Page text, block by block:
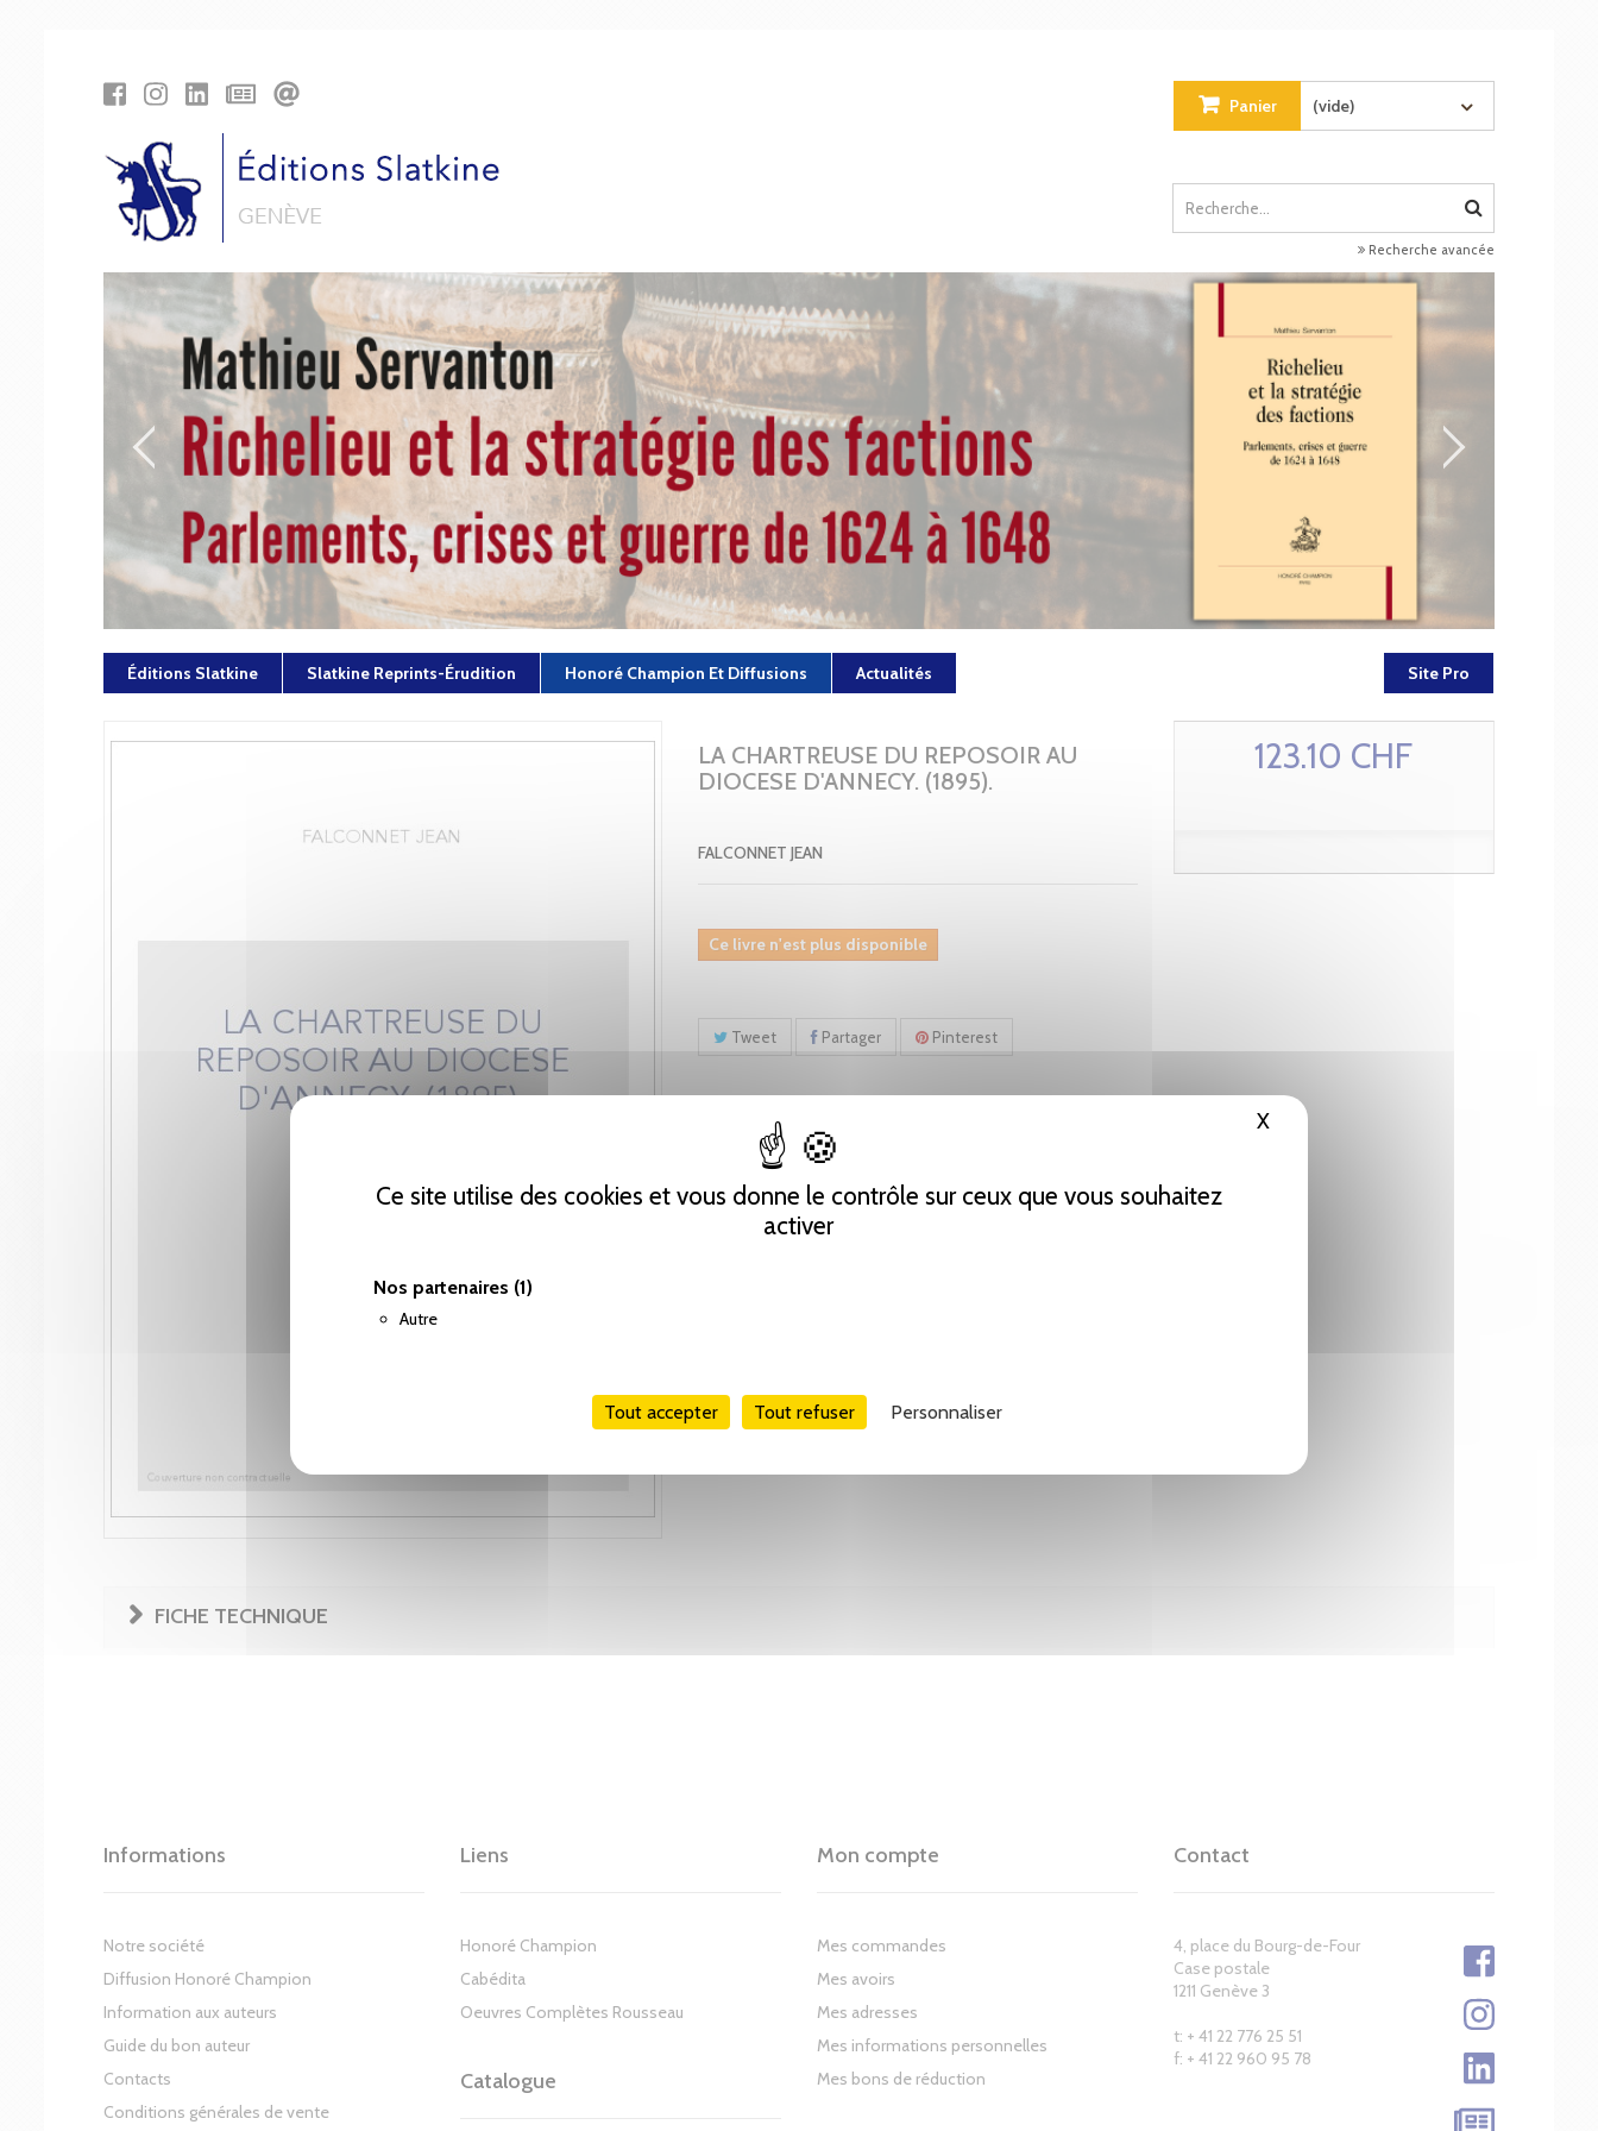
Ce site utilise des cookies et vous donne le contrôle sur ceux que vous souhaitez
activer
Nos partenaires (1)
Autre
Tout accepter Tout refuser Personnaliser
X Masquer le bandeau des cookies
Panier (vide)
Recherche avancée
Éditions Slatkine Slatkine Reprints-Érudition Honoré Champion Et Diffusions Actualités Site Pro
LA CHARTREUSE DU REPOSOIR AU
DIOCESE D'ANNECY. (1895).
FALCONNET JEAN
Ce livre n'est plus disponible
Tweet Partager Pinterest
123.10 CHF
FICHE TECHNIQUE
Informations
Notre société
Diffusion Honoré Champion
Information aux auteurs
Guide du bon auteur
Contacts
Conditions générales de vente
Liens
Honoré Champion
Cabédita
Oeuvres Complètes Rousseau
Catalogue
Mon compte
Mes commandes
Mes avoirs
Mes adresses
Mes informations personnelles
Mes bons de réduction
Contact
4, place du Bourg-de-Four
Case postale
1211 Genève 3
t: + 41 22 776 25 51
f: + 41 22 960 95 78